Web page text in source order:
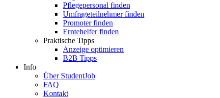
Pflegepersonal finden
Umfrageteilnehmer finden
Promoter finden
Erntehelfer finden
Praktische Tipps
Anzeige optimieren
B2B Tipps
Info
Über StudentJob
FAQ
Kontakt